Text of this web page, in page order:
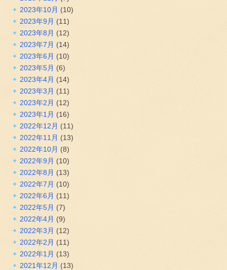
2023年10月 (10)
2023年9月 (11)
2023年8月 (12)
2023年7月 (14)
2023年6月 (10)
2023年5月 (6)
2023年4月 (14)
2023年3月 (11)
2023年2月 (12)
2023年1月 (16)
2022年12月 (11)
2022年11月 (13)
2022年10月 (8)
2022年9月 (10)
2022年8月 (13)
2022年7月 (10)
2022年6月 (11)
2022年5月 (7)
2022年4月 (9)
2022年3月 (12)
2022年2月 (11)
2022年1月 (13)
2021年12月 (13)